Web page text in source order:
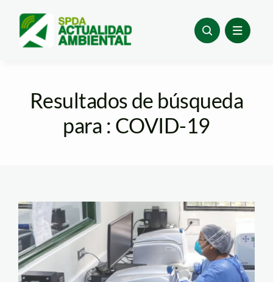
content
Resultados de búsqueda
para : COVID-19
toribio-rodriguez—
andina